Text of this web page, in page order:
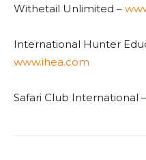
Withetail Unlimited –
International Hunter
www.ihea.com
Safari Club International –